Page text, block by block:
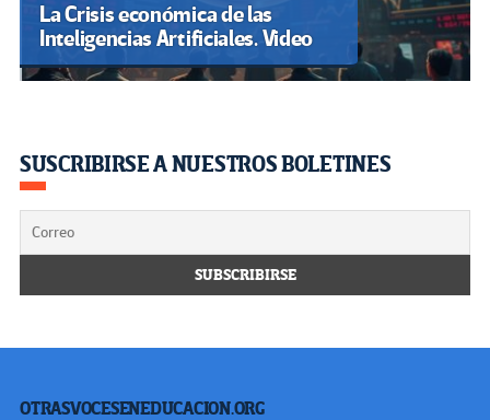
La Crisis económica de las
Inteligencias Artificiales. Video
SUSCRIBIRSE A NUESTROS BOLETINES
OTRASVOCESENEDUCACION.ORG